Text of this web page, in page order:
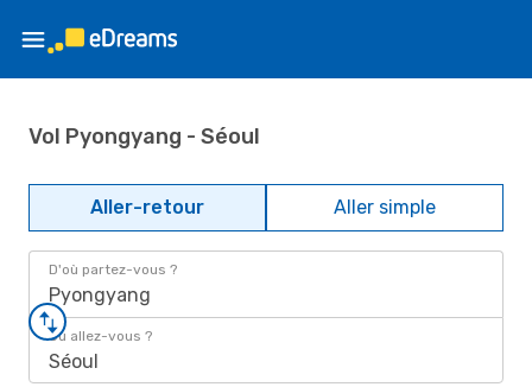
Vol Pyongyang - Séoul
Aller-retour Aller simple
D'où partez-vous ?
Pyongyang
Où allez-vous ?
Séoul